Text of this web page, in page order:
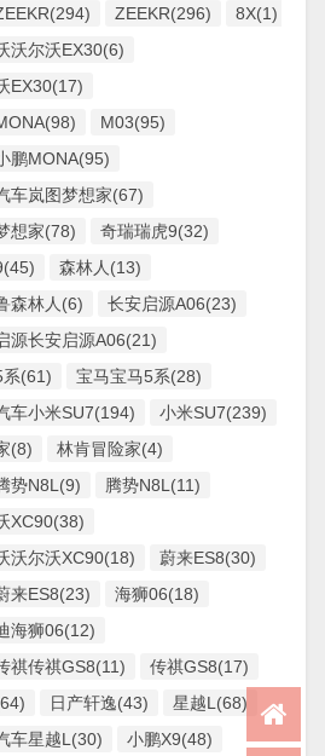
ZEEKR(296)
8X(1)
沃尔沃EX30(6)
EX30(17)
M03(95)
鹏MONA(95)
车岚图梦想家(67)
想家(78)
奇瑞瑞虎9(32)
森林人(13)
森林人(6)
长安启源A06(23)
源长安启源A06(21)
(61)
宝马宝马5系(28)
车小米SU7(194)
小米SU7(239)
(8)
林肯冒险家(4)
势N8L(9)
腾势N8L(11)
XC90(38)
沃尔沃XC90(18)
蔚来ES8(30)
来ES8(23)
海狮06(18)
海狮06(12)
祺传祺GS8(11)
传祺GS8(17)
日产轩逸(43)
星越L(68)
车星越L(30)
小鹏X9(48)